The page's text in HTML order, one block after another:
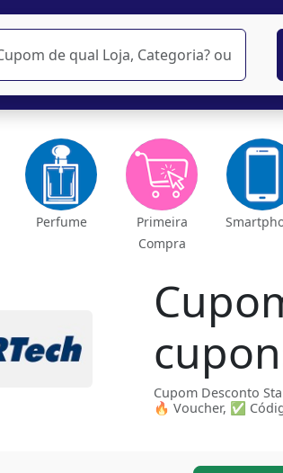
Perfume
Primeira
Compra
Cupom Desconto
🔥 Voucher, ✅